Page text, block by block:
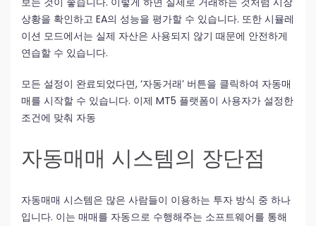
상황을 확인하고 EA의 성능을 평가할 수 있습니다. 또한 시뮬레
이션 모드에서는 실제 자산은 사용되지 않기 때문에 안전하게
연습할 수 있습니다.
모든 설정이 완료되었다면, ‘자동거래’ 버튼을 클릭하여 자동매
매를 시작할 수 있습니다. 이제 MT5 플랫폼이 사용자가 설정한
조건에 맞춰 자동
자동매매 시스템의 장단점
자동매매 시스템은 많은 사람들이 이용하는 투자 방식 중 하나
입니다. 이는 매매를 자동으로 수행해주는 소프트웨어를 통해